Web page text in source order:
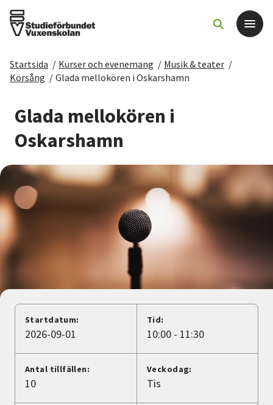
Det här gör vi
För dig som
Sök kurser och evenemang
Om SV
Starta studiecirkel
Cirkelledare
Avdelningar
Lyssna
Startsida / Kurser och evenemang / Musik & teater /
Körsång / Glada mellokören i Oskarshamn
Glada mellokören i
Oskarshamn
Startdatum:
2026-09-01
Tid:
10:00 - 11:30
Antal tillfällen:
10
Veckodag:
Tis